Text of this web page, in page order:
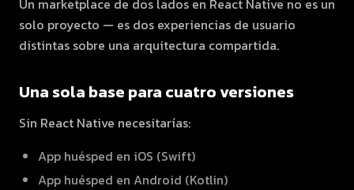
Un marketplace de dos lados en React Native no es un
solo proyecto — es dos experiencias de usuario
distintas sobre una arquitectura compartida.
Una sola base para cuatro versiones
Sin React Native necesitarías:
App huésped en iOS (Swift)
App huésped en Android (Kotlin)